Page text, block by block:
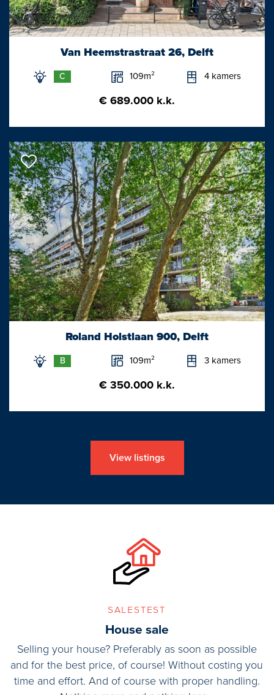
Met een korte wandeling is vanuit de binnenstad het
recreatiegebied ‘De Delftse Hout’ bereikbaar en op de ‘Delftse
Het station van Delft en de tramhaltes van lijn 1 en 19 zijn binnen
enkele minuten wandelen te bereiken.
Delft is zeer centraal en goed bereikbaar gelegen in de
Randstad, nabij de uitvalswegen A4 en A13. Per auto naar
Rotterdam 20 minuten, Den Haag 15 minuten, Utrecht 45
minuten en Amsterdam 50 minuten. Luchthaven Schiphol is
binnen 40 minuten bereikbaar en luchthaven Rotterdam-Den
Haag in een kwartier. De TU Delft en de bedrijvenparken van
Delft en Rijswijk zijn op fietsafstand.
Met de trein zijn de steden Rotterdam en Den Haag vanaf
station Delft binnen 15 minuten bereikbaar. Tramlijn 1 gaat via
Rijswijk, Den Haag Centrum naar Scheveningen-strand en
tramlijn 19 via Ypenburg, Leidschenveen naar
Leidschendam/Leidschenhage.
Van Heemstrastraat 26, Delft
C 109m² 4 kamers
€ 689.000 k.k.
Roland Holstlaan 900, Delft
B 109m² 3 kamers
€ 350.000 k.k.
View listings
salestest
House sale
Selling your house? Preferably as soon as possible
and for the best price, of course! Without costing you
time and effort. And of course with proper handling.